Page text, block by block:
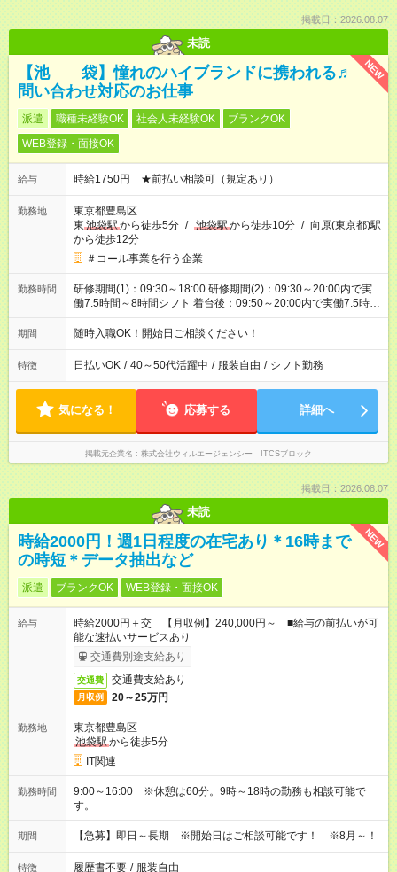
掲載日：2026.08.07
未読
NEW
【池 袋】憧れのハイブランドに携われる♬
問い合わせ対応のお仕事
派遣 職種未経験OK 社会人未経験OK
ブランクOK
WEB登録・面接OK
給与 時給1750円 ★前払い相談可（規定あり）
勤務地
東京都豊島区
東 池袋駅から徒歩5分 / 池袋駅から徒歩10分 / 向原(東京都)駅
から徒歩12分
＃コール事業を行う企業
勤務時間
研修期間(1)：09:30～18:00 研修期間(2)：09:30～20:00内で実
働7.5時間～8時間シフト 着台後：09:50～20:00内で実働7.5時間
～8時間シフト
期間 随時入職OK！開始日ご相談ください！
特徴 日払いOK / 40～50代活躍中 / 服装自由 / シフト勤務
気になる！ 応募する 詳細へ
掲載元企業名 株式会社ウィルエージェンシー ITCSブロック
掲載日：2026.08.07
未読
NEW
時給2000円！週1日程度の在宅あり＊16時まで
の時短＊データ抽出など
派遣 ブランクOK WEB登録・面接OK
給与
時給2000円＋交 【月収例】240,000円～ ■給与の前払いが可
能な速払いサービスあり
交通費別途支給あり
交通費 交通費支給あり
月収例 20～25万円
勤務地
東京都豊島区
池袋駅から徒歩5分
IT関連
勤務時間
9:00～16:00 ※休憩は60分。9時～18時の勤務も相談可能で
す。
期間 【急募】即日～長期 ※開始日はご相談可能です！ ※8月～！
特徴 履歴書不要 / 服装自由